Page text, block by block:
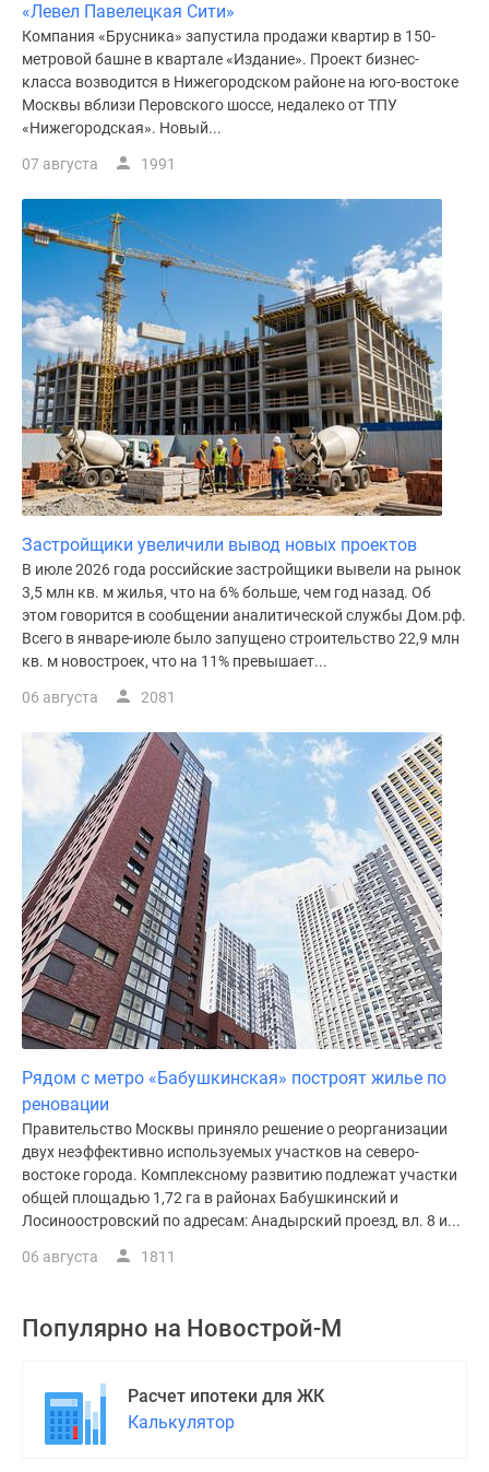
«Левел Павелецкая Сити»
Компания «Брусника» запустила продажи квартир в 150-
метровой башне в квартале «Издание». Проект бизнес-
класса возводится в Нижегородском районе на юго-востоке
Москвы вблизи Перовского шоссе, недалеко от ТПУ
«Нижегородская». Новый...
07 августа 1991
Застройщики увеличили вывод новых проектов
В июле 2026 года российские застройщики вывели на рынок
3,5 млн кв. м жилья, что на 6% больше, чем год назад. Об
этом говорится в сообщении аналитической службы Дом.рф.
Всего в январе-июле было запущено строительство 22,9 млн
кв. м новостроек, что на 11% превышает...
06 августа 2081
Рядом с метро «Бабушкинская» построят жилье по
реновации
Правительство Москвы приняло решение о реорганизации
двух неэффективно используемых участков на северо-
востоке города. Комплексному развитию подлежат участки
общей площадью 1,72 га в районах Бабушкинский и
Лосиноостровский по адресам: Анадырский проезд, вл. 8 и...
06 августа 1811
Популярно на Новострой-М
Расчет ипотеки для ЖК
Калькулятор